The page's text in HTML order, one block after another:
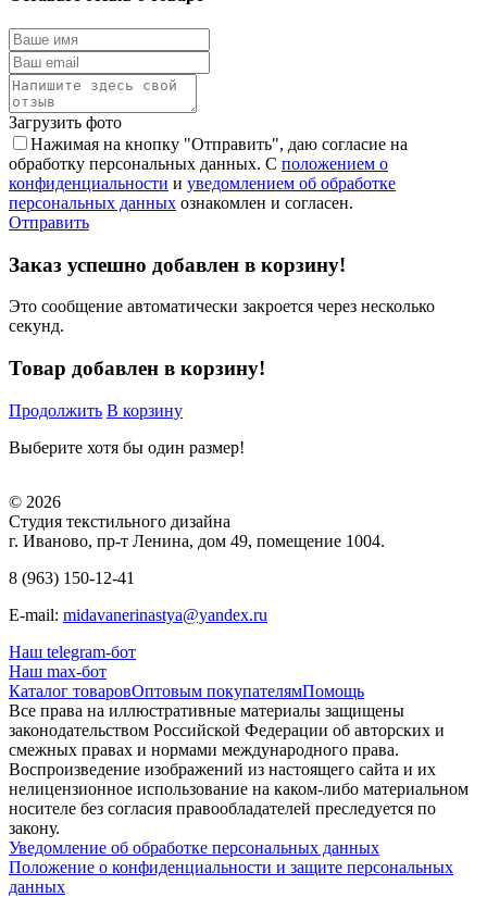
Загрузить фото
Нажимая на кнопку "Отправить", даю согласие на
обработку персональных данных. С положением о
конфиденциальности и уведомлением об обработке
персональных данных ознакомлен и согласен.
Отправить
Заказ успешно добавлен в корзину!
Это сообщение автоматически закроется через несколько
секунд.
Товар добавлен в корзину!
Продолжить В корзину
Выберите хотя бы один размер!
© 2026
Студия текстильного дизайна
г. Иваново, пр-т Ленина, дом 49, помещение 1004.
8 (963) 150-12-41
E-mail: midavanerinastya@yandex.ru
Наш telegram-бот
Наш max-бот
Каталог товаровОптовым покупателямПомощь
Все права на иллюстративные материалы защищены
законодательством Российской Федерации об авторских и
смежных правах и нормами международного права.
Воспроизведение изображений из настоящего сайта и их
нелицензионное использование на каком-либо материальном
носителе без согласия правообладателей преследуется по
закону.
Уведомление об обработке персональных данных
Положение о конфиденциальности и защите персональных
данных